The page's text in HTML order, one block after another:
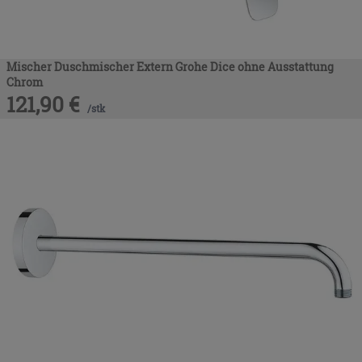
Mischer Duschmischer Extern Grohe Dice ohne Ausstattung
Chrom
121,90 € /stk